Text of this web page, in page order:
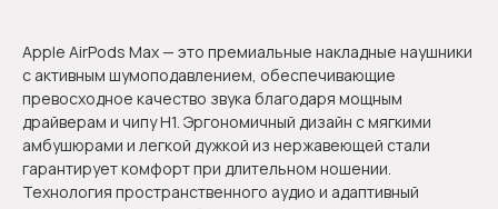
Apple AirPods Max — это премиальные накладные наушники
с активным шумоподавлением, обеспечивающие
превосходное качество звука благодаря мощным
драйверам и чипу H1. Эргономичный дизайн с мягкими
амбушюрами и легкой дужкой из нержавеющей стали
гарантирует комфорт при длительном ношении.
Технология пространственного аудио и адаптивный